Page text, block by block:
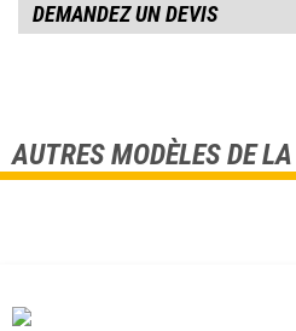
DEMANDEZ UN DEVIS
AUTRES MODÈLES DE